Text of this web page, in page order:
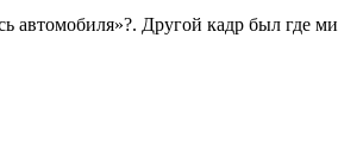
Другой кадр был где